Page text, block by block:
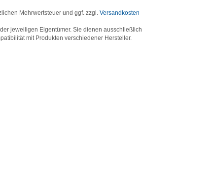
Mehrwertsteuer und ggf. zzgl. Versandkosten
jeweiligen Eigentümer. Sie dienen ausschließlich
mit Produkten verschiedener Hersteller.